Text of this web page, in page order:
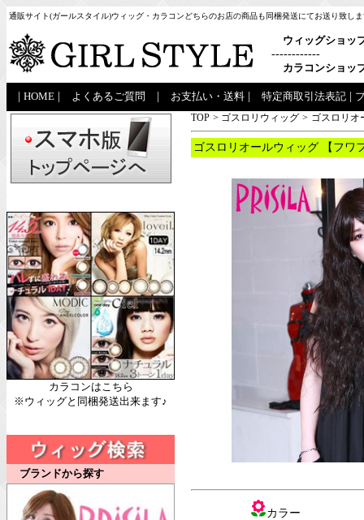
通販サイト(ガールスタイル)ウィッグ・カラコンどちらのお店の商品も同梱発送にてお送り致し
ウィッグショッ
------------
カラコンショッ
HOME よくあるご質問 お支払い・送料 特定商取引法表記
カラコンはこちら
※ウィッグと同梱発送出来ます♪
ブランドから探す
TOP > ゴスロリウィッグ > ゴスロリオ
ゴスロリオールウィッグ 【フワ
カラー